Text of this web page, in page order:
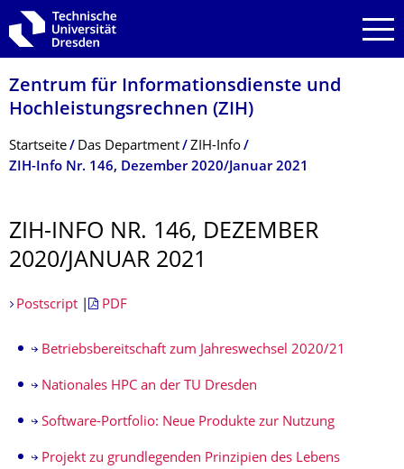
Zur Hauptnavigation springen
Zur Suche springen
Zum Inhalt springen
Zentrum für Informations­dienste und
Hochleistungs­rechnen (ZIH)
Breadcrumb-Menü
Startseite Das Department
ZIH-Info
ZIH-Info Nr. 146, Dezember 2020/Januar 2021
ZIH-INFO NR. 146, DEZEMBER
2020/JANUAR 2021
Postscript PDF
Betriebsbereitschaft zum Jahreswechsel 2020/21
Nationales HPC an der TU Dresden
Software-Portfolio: Neue Produkte zur Nutzung
Projekt zu grundlegenden Prinzipien des Lebens